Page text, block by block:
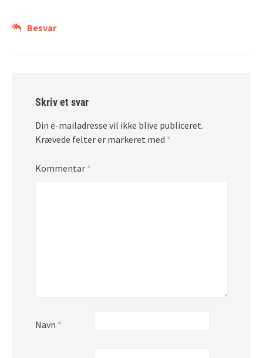
Besvar
Skriv et svar
Din e-mailadresse vil ikke blive publiceret.
Krævede felter er markeret med *
Kommentar *
Navn *